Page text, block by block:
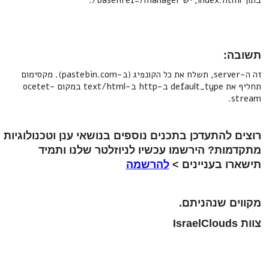
תשובה:
זה ה-server, תשלח את כל הקונפיג (ב-pastebin.com). מקסימום
תחליף את default_type ב-http ב-text/html במקום ocetet-
stream.
רוצים להתעדכן בתכנים נוספים בנושאי ענן וטכנולוגיות
מתקדמות? הירשמו עכשיו לניוזלטר שלנו ותמיד
תישארו בעניינים >להרשמה
מקווים שנהניתם.
צוות IsraelClouds